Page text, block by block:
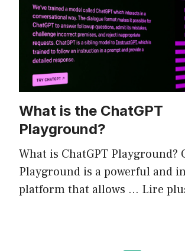
What is the ChatGPT
Playground?
What is ChatGPT Playground?
Playground is a powerful and
platform that allows … Lire